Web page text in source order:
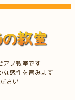
アノ教室です
な感性を育みます
さい